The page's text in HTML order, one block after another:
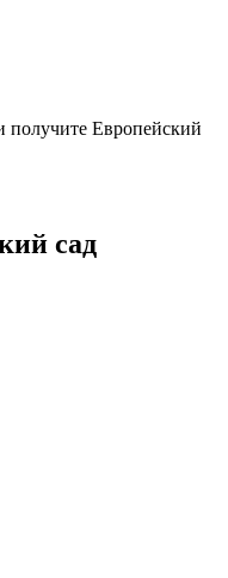
получите Европейский
сад